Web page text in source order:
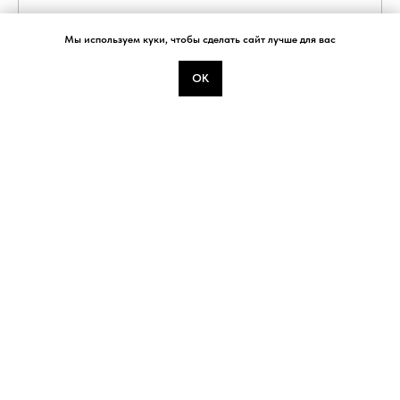
Мы используем куки, чтобы сделать сайт лучше для вас
ОК